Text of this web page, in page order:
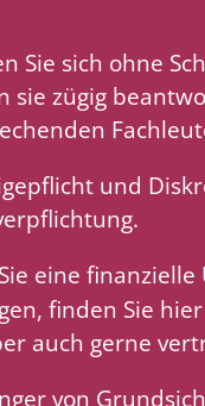
Sie sich ohne
sie zügig
und
eine
finden Sie
auch gerne
von